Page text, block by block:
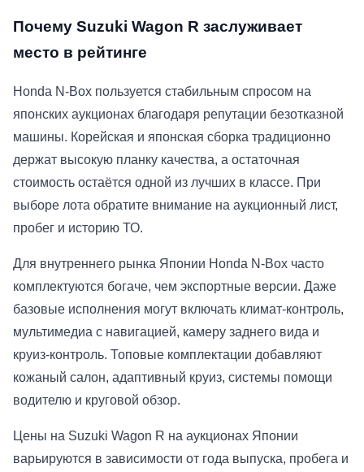
Почему Suzuki Wagon R заслуживает
место в рейтинге
Honda N-Box пользуется стабильным спросом на
японских аукционах благодаря репутации безотказной
машины. Корейская и японская сборка традиционно
держат высокую планку качества, а остаточная
стоимость остаётся одной из лучших в классе. При
выборе лота обратите внимание на аукционный лист,
пробег и историю ТО.
Для внутреннего рынка Японии Honda N-Box часто
комплектуются богаче, чем экспортные версии. Даже
базовые исполнения могут включать климат-контроль,
мультимедиа с навигацией, камеру заднего вида и
круиз-контроль. Топовые комплектации добавляют
кожаный салон, адаптивный круиз, системы помощи
водителю и круговой обзор.
Цены на Suzuki Wagon R на аукционах Японии
варьируются в зависимости от года выпуска, пробега и